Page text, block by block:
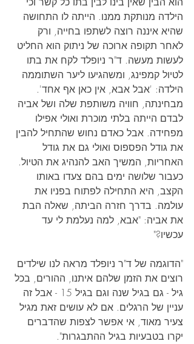
הילדה מנותקת ממנו. הייתה לו התחושה
שהיא איננה רוצה לשתפו בחייה, ורק
לאחר תקופה ארוכה של ניתוק הוא החליט
לעשות מעשה. ד"ר ניופלד לקח את בתו
לטיול קמפינג, ומשהגיעו ליער השתוממה
הילדה: 'אבל אבא, אין כאן אף אחד'.
מבחינתה, חוויה משותפת שלה ושל אביה
לבדם הייתה בלתי מוכרת ואולי אפילו
מפחידה. אבל כאדם נחוש שהתחיל להבין
את גודל הפספוס ואולי גם את גודל
האחריות, המשיך האב להנהיג את הטיול.
כעבור שלושה ימים בהם צעדו באותו
הקצב, היא התחילה לפתוח בפניו את
עולמה. בדרך חזרה הביתה, שאלה הבת
את אביה: "אבא, למה נעלמת לי עד
עכשיו?"
"הדוגמה של ד"ר ניופלד מראה לנו שילדים
רוצים את הזמן שלהם איתנו, ההורים, בכל
גיל - גם בגיל שנה וגם בגיל 15 - אבל זה
עניין של הרגלים. אם לא עושים זאת מגיל
צעיר מאוד, אי אפשר לצפות שהדברים
יקרו בטבעיות בגיל ההתבגרות".